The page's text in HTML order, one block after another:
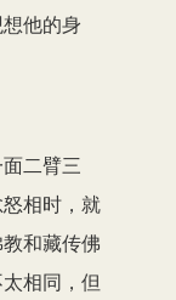
他的身
二臂三
相时，就
和藏传佛
相同，但